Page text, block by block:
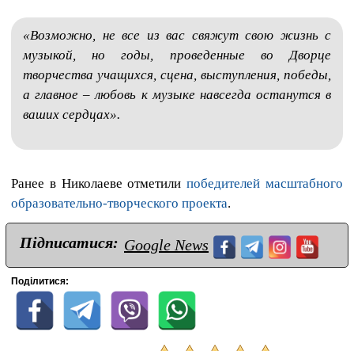
«Возможно, не все из вас свяжут свою жизнь с
музыкой, но годы, проведенные во Дворце
творчества учащихся, сцена, выступления, победы,
а главное – любовь к музыке навсегда останутся в
ваших сердцах».
Ранее в Николаеве отметилипобедителей масштабного
образовательно-творческого проекта.
Підписатися: Google News
Поділитися: